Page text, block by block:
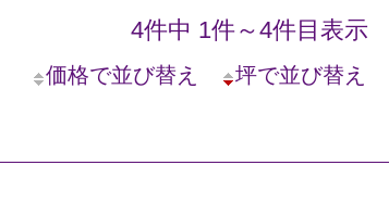
4件中 1件～4件目表示
価格で並び替え 坪で並び替え